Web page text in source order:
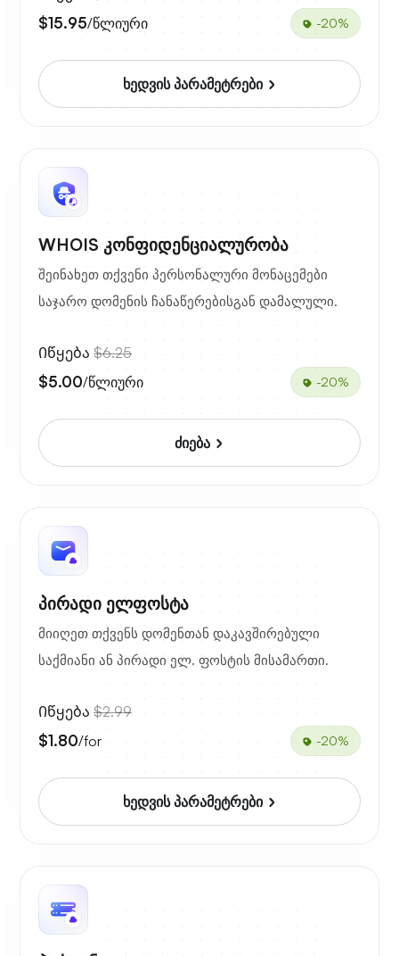
$15.95/წლიური -20%
ხედვის პარამეტრები
WHOIS კონფიდენციალურობა
შეინახეთ თქვენი პერსონალური მონაცემები
საჯარო დომენის ჩანაწერებისგან დამალული.
Იწყება $6.25
$5.00/წლიური -20%
ძიება
პირადი ელფოსტა
მიიღეთ თქვენს დომენთან დაკავშირებული
საქმიანი ან პირადი ელ. ფოსტის მისამართი.
Იწყება $2.99
$1.80/for -20%
ხედვის პარამეტრები